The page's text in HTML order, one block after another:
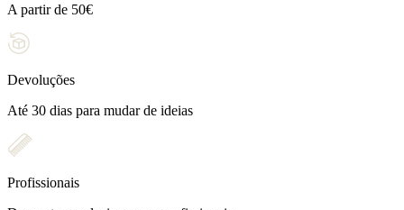
A partir de 50€
Devoluções
Até 30 dias para mudar de ideias
Profissionais